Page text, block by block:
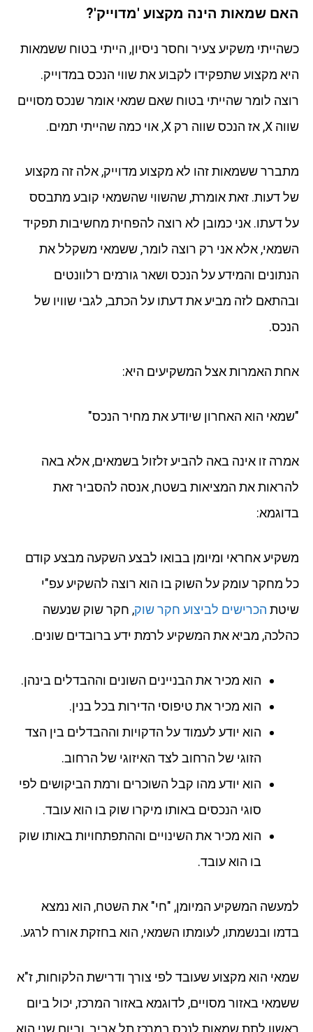
האם שמאות הינה מקצוע 'מדוייק'?
כשהייתי משקיע צעיר וחסר ניסיון, הייתי בטוח ששמאות
היא מקצוע שתפקידו לקבוע את שווי הנכס במדוייק.
רוצה לומר שהייתי בטוח שאם שמאי אומר שנכס מסויים
שווה X, אז הנכס שווה רק X, אוי כמה שהייתי תמים.
מתברר ששמאות זהו לא מקצוע מדוייק, אלה זה מקצוע
של דעות. זאת אומרת, שהשווי שהשמאי קובע מתבסס
על דעתו. אני כמובן לא רוצה להפחית מחשיבות תפקיד
השמאי, אלא אני רק רוצה לומר, ששמאי משקלל את
הנתונים והמידע על הנכס ושאר גורמים רלוונטים
ובהתאם לזה מביע את דעתו על הכתב, לגבי שוויו של
הנכס.
אחת האמרות אצל המשקיעים היא:
"שמאי הוא האחרון שיודע את מחיר הנכס"
אמרה זו אינה באה להביע זלזול בשמאים, אלא באה
להראות את המציאות בשטח, אנסה להסביר זאת
בדוגמא:
משקיע אחראי ומיומן בבואו לבצע השקעה מבצע קודם
כל מחקר עומק על השוק בו הוא רוצה להשקיע עפ"י
שיטת הכרישים לביצוע חקר שוק, חקר שוק שנעשה
כהלכה, מביא את המשקיע לרמת ידע ברובדים שונים.
הוא מכיר את הבניינים השונים וההבדלים בינהן.
הוא מכיר את טיפוסי הדירות בכל בנין.
הוא יודע לעמוד על הדקויות וההבדלים בין הצד
הזוגי של הרחוב לצד האיזוגי של הרחוב.
הוא יודע מהו קבל השוכרים ורמת הביקושים לפי
סוגי הנכסים באותו מיקרו שוק בו הוא עובד.
הוא מכיר את השינויים וההתפתחויות באותו שוק
בו הוא עובד.
למעשה המשקיע המיומן, "חי" את השטח, הוא נמצא
בדמו ובנשמתו, לעומתו השמאי, הוא בחזקת אורח לרגע.
שמאי הוא מקצוע שעובד לפי צורך ודרישת הלקוחות, ז"א
ששמאי באזור מסויים, לדוגמא באזור המרכז, יכול ביום
ראשון לתת שמאות לנכס במרכז תל אביב, וביום שני הוא